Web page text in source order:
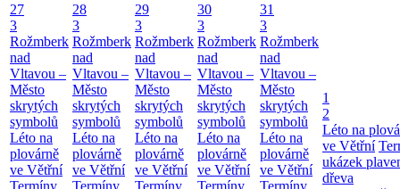
27
3
Rožmberk
nad
Vltavou –
Město
skrytých
symbolů
Léto na
plovárně
ve Větřní
Termíny
28
3
Rožmberk
nad
Vltavou –
Město
skrytých
symbolů
Léto na
plovárně
ve Větřní
Termíny
29
3
Rožmberk
nad
Vltavou –
Město
skrytých
symbolů
Léto na
plovárně
ve Větřní
Termíny
30
3
Rožmberk
nad
Vltavou –
Město
skrytých
symbolů
Léto na
plovárně
ve Větřní
Termíny
31
3
Rožmberk
nad
Vltavou –
Město
skrytých
symbolů
Léto na
plovárně
ve Větřní
Termíny
1
2
Léto na
ve Větřní
ukázek
dřeva